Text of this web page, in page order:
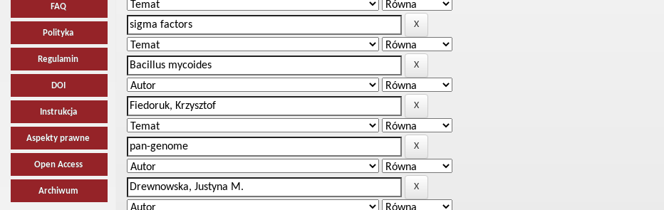
FAQ
Polityka
Regulamin
DOI
Instrukcja
Aspekty prawne
Open Access
Archiwum